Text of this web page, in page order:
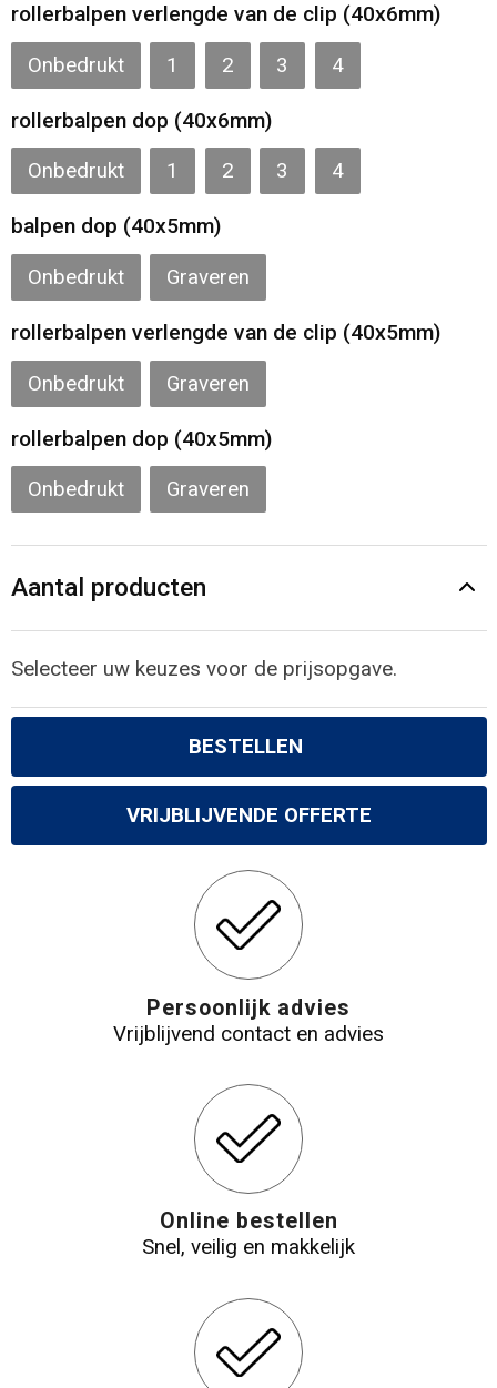
Kledingaccessoires
rollerbalpen verlengde van de clip (40x6mm)
Onbedrukt 1 2 3 4
rollerbalpen dop (40x6mm)
Onbedrukt 1 2 3 4
balpen dop (40x5mm)
Onbedrukt Graveren
rollerbalpen verlengde van de clip (40x5mm)
Onbedrukt Graveren
rollerbalpen dop (40x5mm)
Onbedrukt Graveren
Aantal producten
Selecteer uw keuzes voor de prijsopgave.
BESTELLEN
VRIJBLIJVENDE OFFERTE
Persoonlijk advies
Vrijblijvend contact en advies
Online bestellen
Snel, veilig en makkelijk